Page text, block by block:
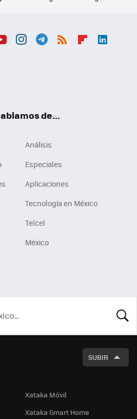
de...
Análisis
Especiales
Aplicaciones
Tecnología en México
Telcel
México
SUBIR
Xataka Móvil
Xataka Smart Home